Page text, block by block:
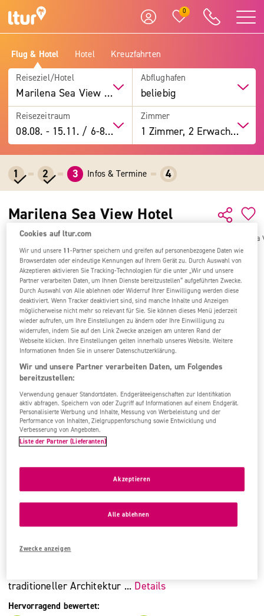
0
Flug & Hotel Hotel Kreuzfahrten
Reiseziel/Hotel
Marilena Sea View Hotel
Abflughafen
beliebig
Reisezeitraum
08.08. -15.11. / 6-8 Tage
Zimmer
1 Zimmer, 2 Erwachsene
1 2 3 Infos & Termine 4
Marilena Sea View Hotel
Alle Ziele Griechenland Marilena
95% 5,4/6 1385 Bew.
traditioneller Architektur ... Details
Hervorragend bewertet:
Cookies auf ltur.com
Wir und unsere 11-Partner speichern und greifen auf personenbezogene Daten wie
Browserdaten oder eindeutige Kennungen auf Ihrem Gerät zu. Durch Auswahl von
Akzeptieren aktivieren Sie Tracking-Technologien für die unter „Wir und unsere
Partner verarbeiten Daten, um Ihnen Dienste bereitzustellen“ aufgeführten Zwecke.
Durch Auswahl von Alle ablehnen oder Widerruf Ihrer Einwilligung werden diese
deaktiviert. Wenn Tracker deaktiviert sind, sind manche Inhalte und Anzeigen
möglicherweise nicht mehr so relevant für Sie. Sie können dieses Menü jederzeit
wieder aufrufen, um Ihre Einstellungen zu ändern oder Ihre Einwilligung zu
widerrufen, indem Sie auf den Link Zwecke anzeigen am unteren Rand der
Webseite klicken. Ihre Einstellungen gelten innerhalb unseres Website. Weitere
Informationen finden Sie in unserer Datenschutzerklärung.
Wir und unsere Partner verarbeiten Daten, um Folgendes
bereitzustellen:
Verwendung genauer Standortdaten. Endgeräteeigenschaften zur Identifikation
aktiv abfragen. Speichern von oder Zugriff auf Informationen auf einem Endgerät.
Personalisierte Werbung und Inhalte, Messung von Werbeleistung und der
Performance von Inhalten, Zielgruppenforschung sowie Entwicklung und
Verbesserung von Angeboten.
Liste der Partner (Lieferanten)
Zwecke anzeigen
Alle ablehnen
Akzeptieren